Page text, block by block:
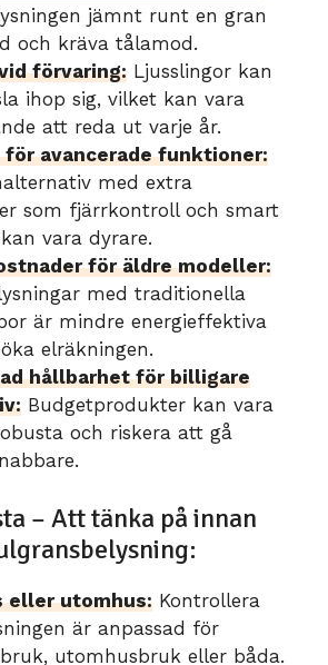
jämnt runt en gran
och kräva tålamod.
förvaring: Ljusslingor kan
ihop sig, vilket kan vara
att reda ut varje år.
för avancerade funktioner:
med extra
som fjärrkontroll och smart
vara dyrare.
för äldre modeller:
med traditionella
är mindre energieffektiva
elräkningen.
hållbarhet för billigare
Budgetprodukter kan vara
och riskera att gå
– Att tänka på innan
eller utomhus: Kontrollera
är anpassad för
utomhusbruk eller båda.